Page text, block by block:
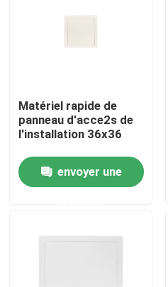
Maison
Produits
Matériel rapide de
panneau d'acce2s de
l'installation 36x36
envoyer une